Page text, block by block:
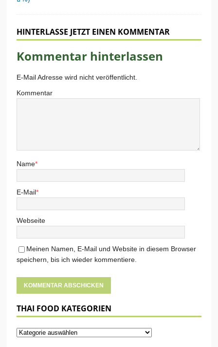
HINTERLASSE JETZT EINEN KOMMENTAR
Kommentar hinterlassen
E-Mail Adresse wird nicht veröffentlicht.
Kommentar
Name*
E-Mail*
Webseite
Meinen Namen, E-Mail und Website in diesem Browser
speichern, bis ich wieder kommentiere.
THAI FOOD KATEGORIEN